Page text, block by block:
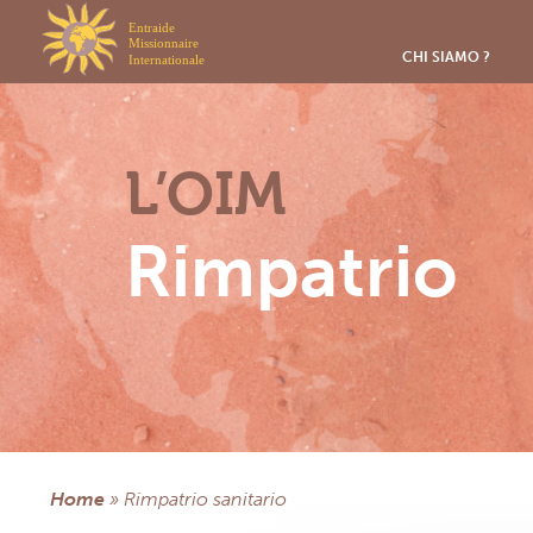
Pannello di gestione dei cookies
CHI SIAMO ?
Rimpatrio
L’OIM
Home » rimpatrio sanitario